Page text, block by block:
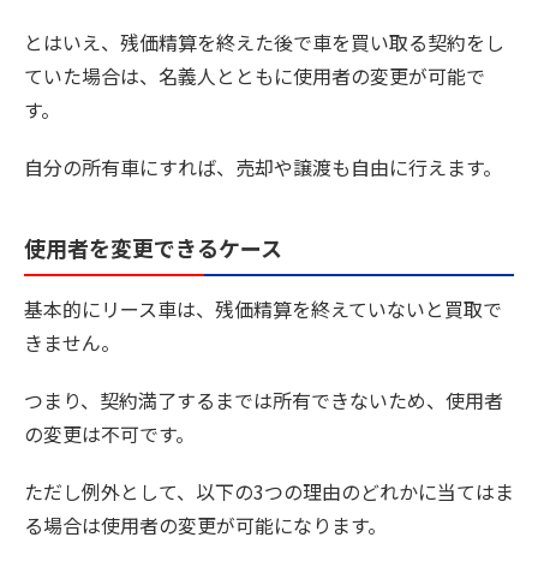
とはいえ、残価精算を終えた後で車を買い取る契約をし
ていた場合は、名義人とともに使用者の変更が可能で
す。
自分の所有車にすれば、売却や譲渡も自由に行えます。
使用者を変更できるケース
基本的にリース車は、残価精算を終えていないと買取で
きません。
つまり、契約満了するまでは所有できないため、使用者
の変更は不可です。
ただし例外として、以下の3つの理由のどれかに当てはま
る場合は使用者の変更が可能になります。